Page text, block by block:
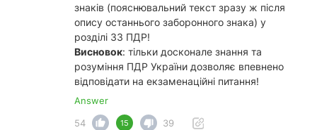
знаків (пояснювальний текст зразу ж після
опису останнього заборонного знака) у
розділі 33 ПДР!
Висновок: тільки досконале знання та
розуміння ПДР України дозволяє впевнено
відповідати на екзаменаційні питання!
Answer
54
15 39